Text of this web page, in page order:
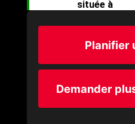
Planifier
Demander